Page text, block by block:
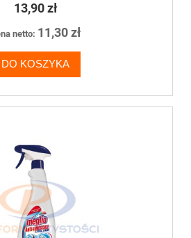
13,90 zł
netto: 11,30 zł
DO KOSZYKA